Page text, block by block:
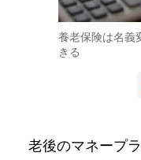
養老保険は名義
きる
老後のマネープ